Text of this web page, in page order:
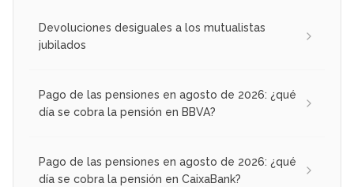
Devoluciones desiguales a los mutualistas
jubilados
Pago de las pensiones en agosto de 2026: ¿qué
día se cobra la pensión en BBVA?
Pago de las pensiones en agosto de 2026: ¿qué
día se cobra la pensión en CaixaBank?